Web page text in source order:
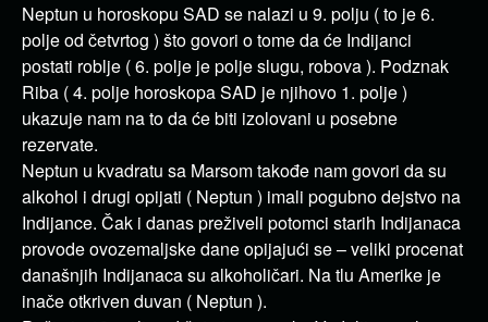
Neptun u horoskopu SAD se nalazi u 9. polju ( to je 6.
polje od četvrtog ) što govori o tome da će Indijanci
postati roblje ( 6. polje je polje slugu, robova ). Podznak
Riba ( 4. polje horoskopa SAD je njihovo 1. polje )
ukazuje nam na to da će biti izolovani u posebne
rezervate.
Neptun u kvadratu sa Marsom takođe nam govori da su
alkohol i drugi opijati ( Neptun ) imali pogubno dejstvo na
Indijance. Čak i danas preživeli potomci starih Indijanaca
provode ovozemaljske dane opijajući se – veliki procenat
današnjih Indijanaca su alkoholičari. Na tlu Amerike je
inače otkriven duvan ( Neptun ).